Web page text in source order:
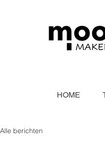
HOME
Alle berichten